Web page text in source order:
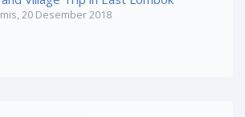
20 Desember 2018